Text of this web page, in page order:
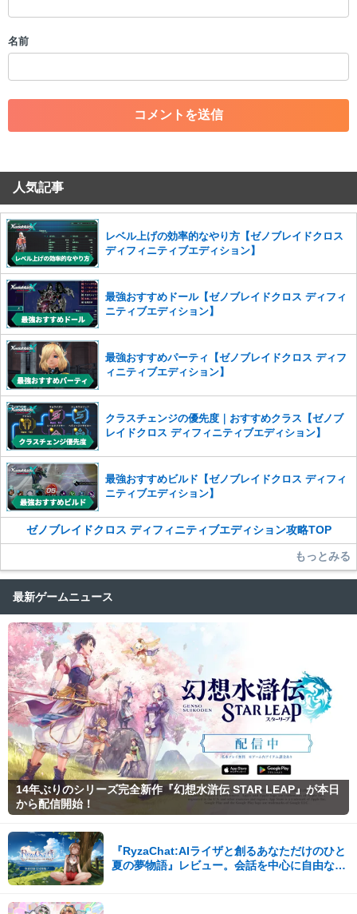
・一度削除された投稿を再び投稿すること
・アカウントの売買など金銭が絡む内容の投稿
・各ゲームのネタバレを含む内容の投稿
・その他、管理者が不適切と判断した投稿
コメントの削除を申請する
せていただきます。ご了承ください。
※一度削除したコメントは復元ができませんのでご注意くだ
さい。
また、過度な利用規約の違反や、弊社に損害の及ぶ内容の書き込みがあ
った場合は、法的措置をとらせていただく場合もございますので、あら
かじめご理解くださいませ。
名前
人気記事
レベル上げの効率的なやり方【ゼノブレイドクロス
ディフィニティブエディション】
最強おすすめドール【ゼノブレイドクロス ディフィ
ニティブエディション】
最強おすすめパーティ【ゼノブレイドクロス ディフ
ィニティブエディション】
クラスチェンジの優先度｜おすすめクラス【ゼノブ
レイドクロス ディフィニティブエディション】
最強おすすめビルド【ゼノブレイドクロス ディフィ
ニティブエディション】
ゼノブレイドクロス ディフィニティブエディション攻略TOP
もっとみる
最新ゲームニュース
14年ぶりのシリーズ完全新作『幻想水滸伝 STAR LEAP』が本日
から配信開始！
『RyzaChat:AIライザと創るあなただけのひと
夏の夢物語』レビュー。会話を中心に自由な冒